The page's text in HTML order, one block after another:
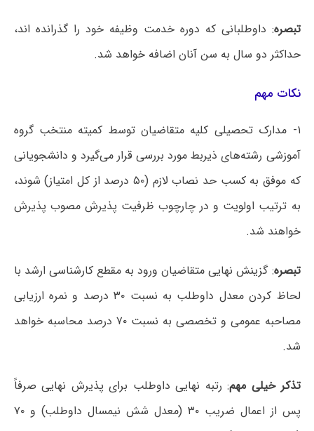
تبصره: داوطلبانی که دوره خدمت وظیفه خود را گذرانده اند،
حداکثر دو سال به سن آنان اضافه خواهد شد.
نکات مهم
۱- مدارک تحصیلی کلیه متقاضیان توسط کمیته منتخب گروه
آموزشی رشته‌های ذیربط مورد بررسی قرار می‌گیرد و دانشجویانی
که موفق به کسب حد نصاب لازم (۵۰ درصد از کل امتیاز) شوند،
به ترتیب اولویت و در چارچوب ظرفیت پذیرش مصوب پذیرش
خواهند شد.
تبصره: گزینش نهایی متقاضیان ورود به مقطع کارشناسی ارشد با
لحاظ کردن معدل داوطلب به نسبت ۳۰ درصد و نمره ارزیابی
مصاحبه عمومی و تخصصی به نسبت ۷۰ درصد محاسبه خواهد
شد.
تذکر خیلی مهم: رتبه نهایی داوطلب برای پذیرش نهایی صرفاً
پس از اعمال ضریب ۳۰ (معدل شش نیمسال داوطلب) و ۷۰